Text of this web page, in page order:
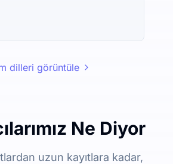
dilleri görüntüle
Ne Diyor
uzun kayıtlara kadar,